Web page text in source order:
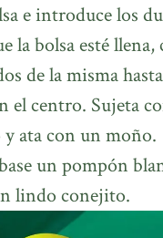
e introduce los
la bolsa esté llena,
de la misma
el centro. Sujeta
ata con un moño.
un pompón
lindo conejito.